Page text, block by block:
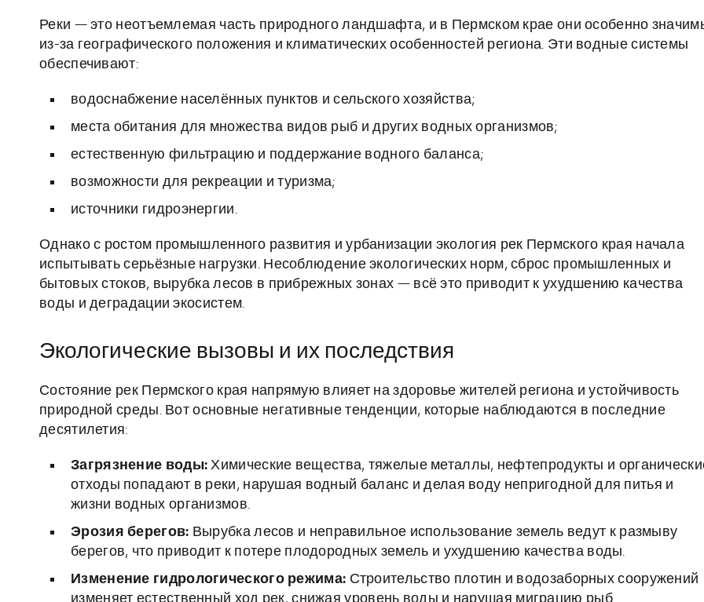
Реки — это неотъемлемая часть природного ландшафта, и в Пермском крае они особенно
из-за географического положения и климатических особенностей региона. Эти водные системы
обеспечивают:
водоснабжение населённых пунктов и сельского хозяйства;
места обитания для множества видов рыб и других водных организмов;
естественную фильтрацию и поддержание водного баланса;
возможности для рекреации и туризма;
источники гидроэнергии.
Однако с ростом промышленного развития и урбанизации экология рек Пермского края начала
испытывать серьёзные нагрузки. Несоблюдение экологических норм, сброс промышленных и
бытовых стоков, вырубка лесов в прибрежных зонах — всё это приводит к ухудшению качества
воды и деградации экосистем.
Экологические вызовы и их последствия
Состояние рек Пермского края напрямую влияет на здоровье жителей региона и устойчивость
природной среды. Вот основные негативные тенденции, которые наблюдаются в последние
десятилетия:
Загрязнение воды: Химические вещества, тяжелые металлы, нефтепродукты и
отходы попадают в реки, нарушая водный баланс и делая воду непригодной для питья и
жизни водных организмов.
Эрозия берегов: Вырубка лесов и неправильное использование земель ведут к размыву
берегов, что приводит к потере плодородных земель и ухудшению качества воды.
Изменение гидрологического режима: Строительство плотин и водозаборных сооружений